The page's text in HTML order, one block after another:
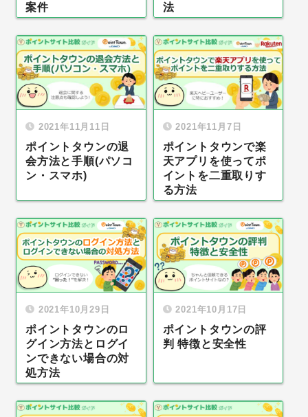
案件
法
2021年11月11日
ポイントタウンの退
会方法と手順(パソコ
ン・スマホ)
2021年11月7日
ポイントタウンで楽
天アプリを使ってポ
イントを二重取りす
る方法
2021年10月29日
ポイントタウンのロ
グイン方法とログイ
ンできない場合の対
処方法
2021年10月17日
ポイントタウンの評
判 特徴と安全性